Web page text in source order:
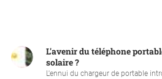
L'avenir du téléphone
solaire ?
L'ennui du chargeur de portable